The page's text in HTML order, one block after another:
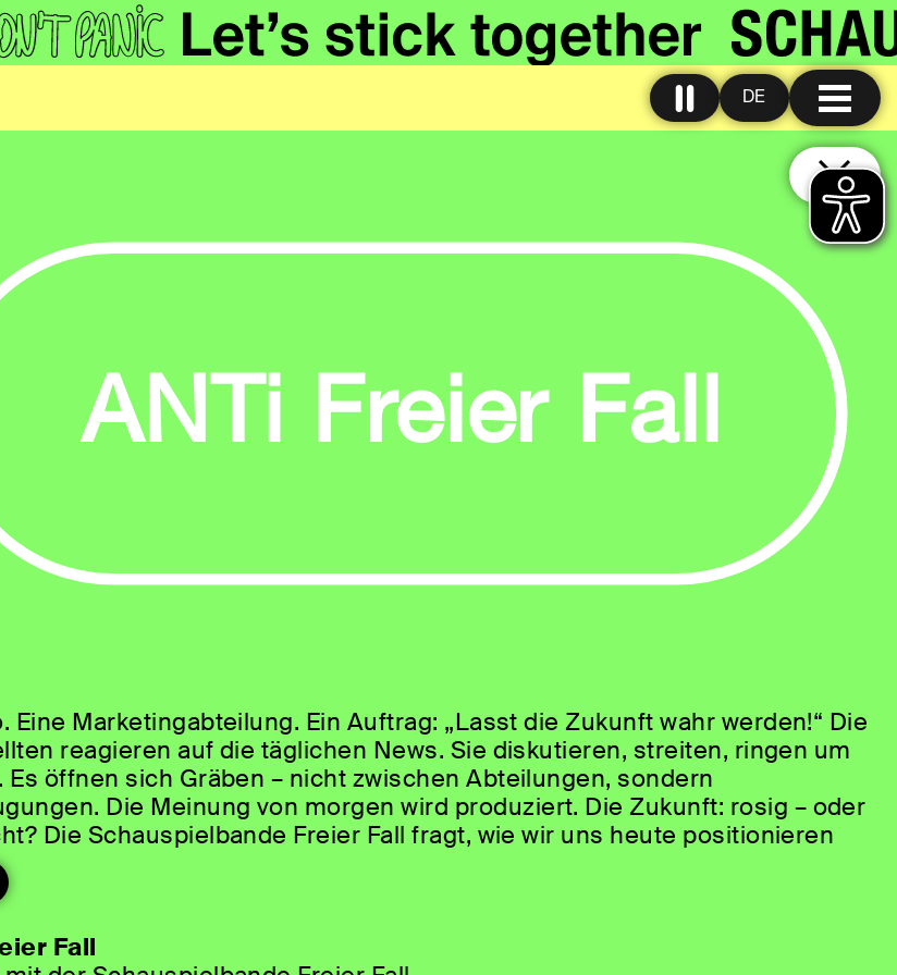
DE
ANTi Freier Fall
Eine Marketingabteilung. Ein Auftrag: „Lasst die Zukunft wahr werden!“ Die
reagieren auf die täglichen News. Sie diskutieren, streiten, ringen um
Es öffnen sich Gräben – nicht zwischen Abteilungen, sondern
Die Meinung von morgen wird produziert. Die Zukunft: rosig – oder
Die Schauspielbande Freier Fall fragt, wie wir uns heute positionieren
selbst in die Hand nehmen können.
Fall